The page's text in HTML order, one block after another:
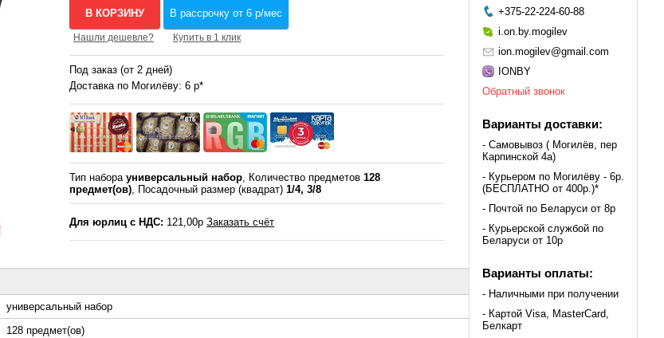
В КОРЗИНУ В рассрочку от 6 р/мес
Нашли дешевле? Купить в 1 клик
Под заказ (от 2 дней)
Доставка по Могилёву: 6 р*
Тип наборауниверсальный набор, Количество предметов128
предмет(ов), Посадочный размер (квадрат)1/4, 3/8
Для юрлиц с НДС: 121,00рЗаказать счёт
универсальный набор
128 предмет(ов)
+375-22-224-60-88
i.on.by.mogilev
ion.mogilev@gmail.com
IONBY
Обратный звонок
Варианты доставки:
- Самовывоз ( Могилёв, пер
Карпинской 4а)
- Курьером по Могилёву - 6р.
(БЕСПЛАТНО от 400р.)*
- Почтой по Беларуси от 8р
- Курьерской службой по
Беларуси от 10р
Варианты оплаты:
- Наличными при получении
- Картой Visa, MasterCard,
Белкарт